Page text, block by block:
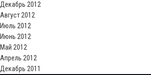
Декабрь 2012
Август 2012
Июль 2012
Июнь 2012
Май 2012
Апрель 2012
Декабрь 2011